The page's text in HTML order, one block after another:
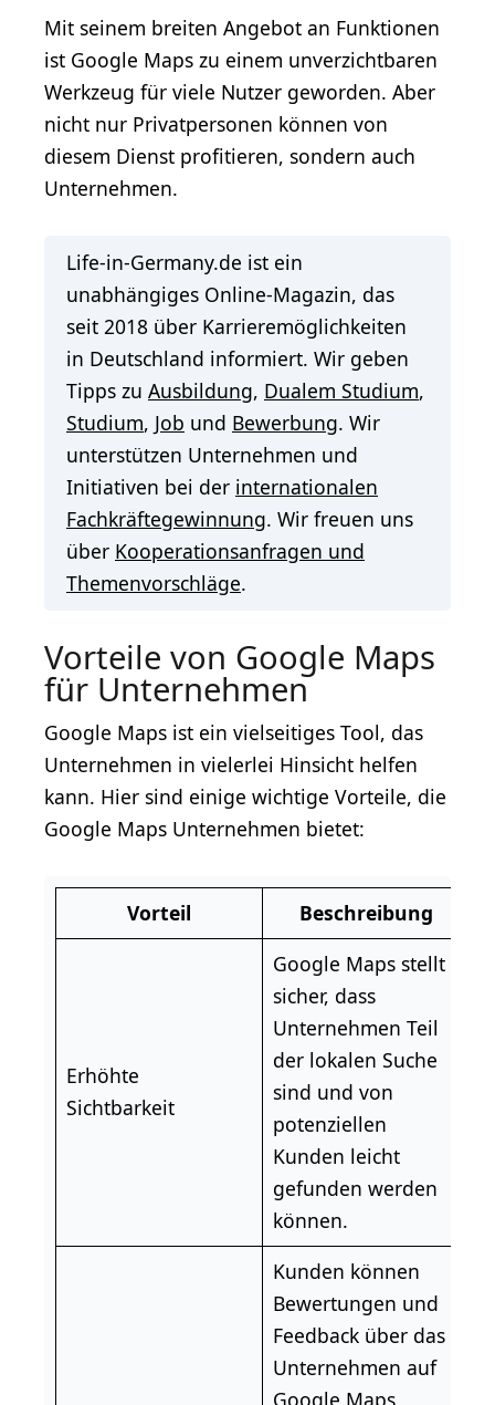
Mit seinem breiten Angebot an Funktionen
ist Google Maps zu einem unverzichtbaren
Werkzeug für viele Nutzer geworden. Aber
nicht nur Privatpersonen können von
diesem Dienst profitieren, sondern auch
Unternehmen.
Life-in-Germany.de ist ein
unabhängiges Online-Magazin, das
seit 2018 über Karrieremöglichkeiten
in Deutschland informiert. Wir geben
Tipps zu Ausbildung, Dualem Studium,
Studium, Job und Bewerbung. Wir
unterstützen Unternehmen und
Initiativen bei der internationalen
Fachkräftegewinnung. Wir freuen uns
über Kooperationsanfragen und
Themenvorschläge.
Vorteile von Google Maps
für Unternehmen
Google Maps ist ein vielseitiges Tool, das
Unternehmen in vielerlei Hinsicht helfen
kann. Hier sind einige wichtige Vorteile, die
Google Maps Unternehmen bietet:
Vorteil Beschreibung
Erhöhte
Sichtbarkeit
Google Maps stellt
sicher, dass
Unternehmen Teil
der lokalen Suche
sind und von
potenziellen
Kunden leicht
gefunden werden
können.
Kunden können
Bewertungen und
Feedback über das
Unternehmen auf